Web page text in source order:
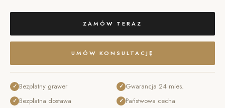
ZAMÓW TERAZ
UMÓW KONSULTACJĘ
✓ Bezpłatny grawer
✓ Bezpłatna dostawa
✓ Gwarancja 24 mies.
✓ Państwowa cecha